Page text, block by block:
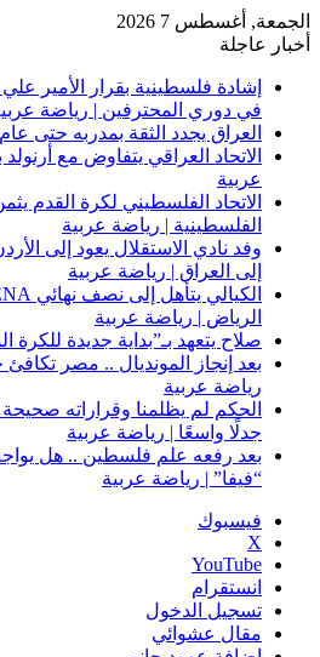
الجمعة, أغسطس 7 2026
أخبار عاجلة
إشادة فلسطينية بقرار الأمير
في دوري المحترفين | رياضة
العراق يجدد الثقة بمدربه حتى عام 2027 | رياضة عربية
الاتحاد العراقي يتفاوض مع
عربية
الاتحاد الفلسطيني لكرة القدم
الفلسطينية | رياضة عربية
وفد نادي الاستقلال يعود إلى
إلى العراق | رياضة عربية
الرياض | رياضة عربية
صلاح يتعهد بـ”بداية جديدة للكرة
بعد إنجاز المونديال .. مصر
رياضة عربية
الحكم لم يظلمنا وقراراته
جدلًا واسعًا | رياضة عربية
بعد رفعه علم فلسطين .. هل
“فيفا” | رياضة عربية
فيسبوك
‫X
‫YouTube
انستقرام
تسجيل الدخول
مقال عشوائي